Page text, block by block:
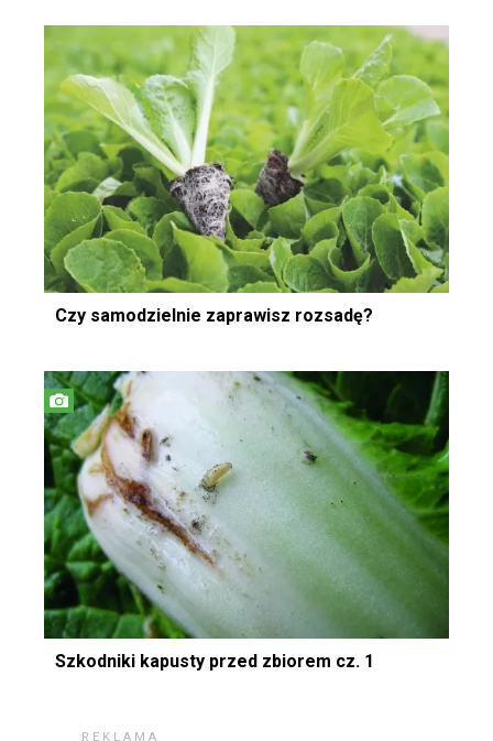
Czy samodzielnie zaprawisz rozsadę?
Szkodniki kapusty przed zbiorem cz. 1